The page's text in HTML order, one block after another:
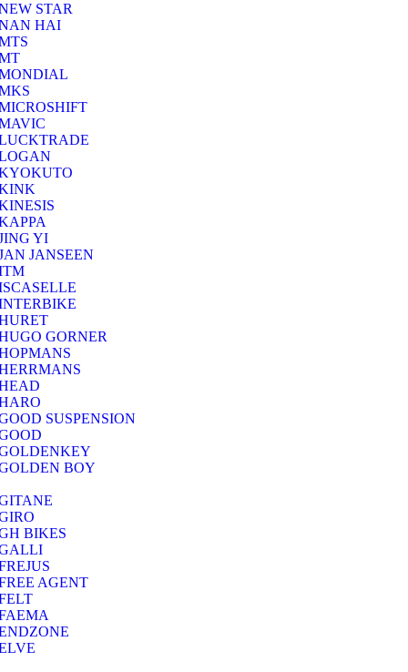
STAR
HAI
YI
JANSEEN
GORNER
SUSPENSION
BOY
BIKES
AGENT